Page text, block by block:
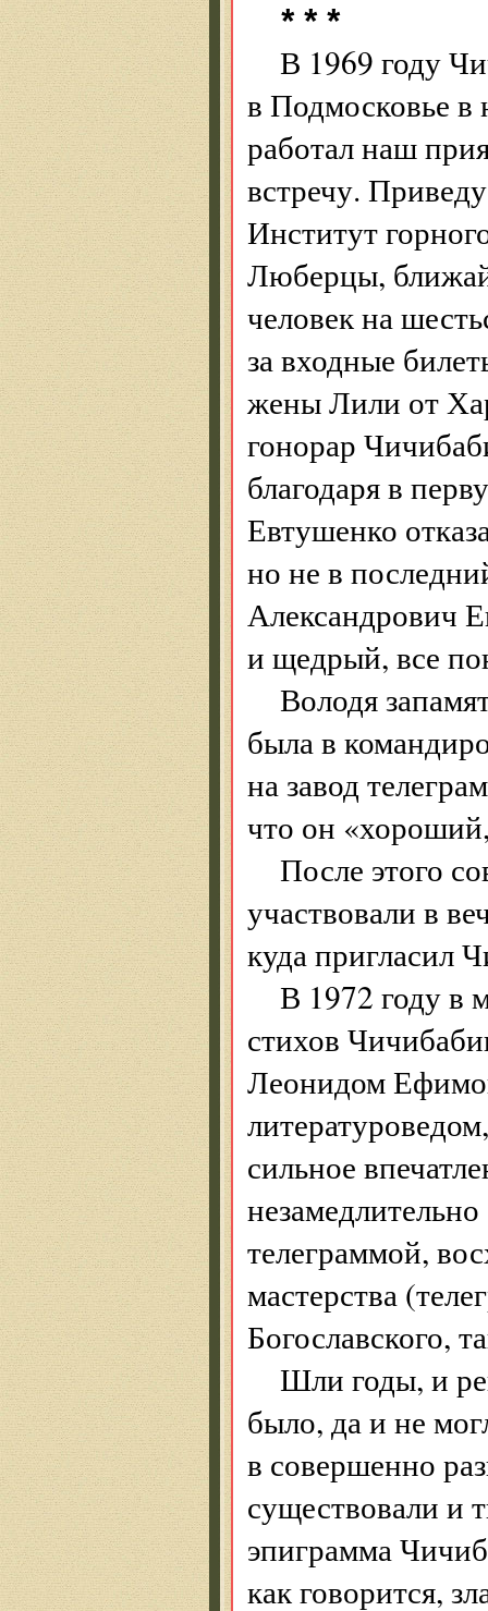
* * *
В 1969 году
в Подмосковье в
работал наш
встречу.
Институт
Люберцы,
человек на
за входные
жены Лили от
гонорар
благодаря в
Евтушенко
но не в
Александрович
и щедрый, все
Володя
была в
на завод
что он
После этого
участвовали в
куда пригласил
В 1972 году в
стихов
Леонидом
сильное
телеграммой,
мастерства
Богославского,
Шли годы, и
было, да и не
в совершенно
существовали и
эпиграмма
как говорится,